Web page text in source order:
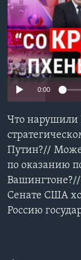
Learning English
СОЦИАЛЬНЫЕ СЕТИ
No
0:00
Что нарушили
Путин?//
по оказанию
Сенате США
Россию